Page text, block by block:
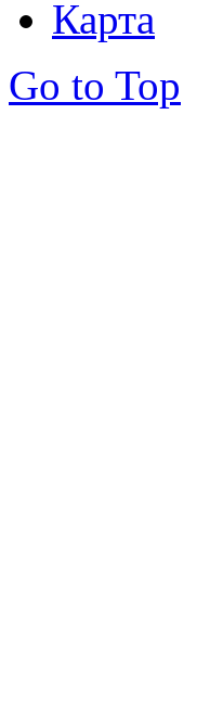
Карта
Go to Top